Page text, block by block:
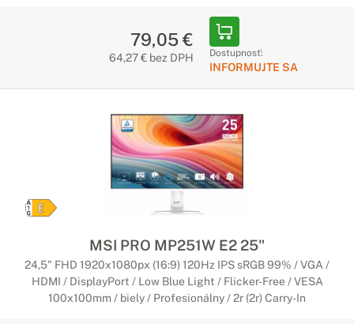
79,05 €
64,27 € bez DPH Dostupnosť:
INFORMUJTE SA
MSI PRO MP251W E2 25"
24,5" FHD 1920x1080px (16:9) 120Hz IPS sRGB 99% / VGA /
HDMI / DisplayPort / Low Blue Light / Flicker-Free / VESA
100x100mm / biely / Profesionálny / 2r (2r) Carry-In